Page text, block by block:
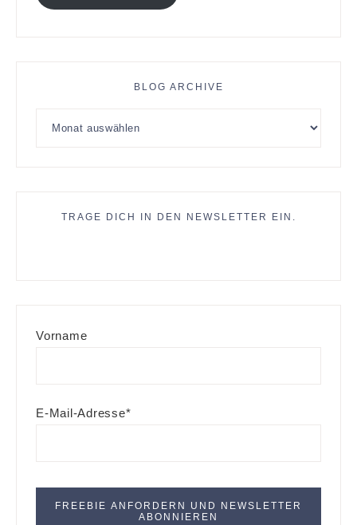
BLOG ARCHIVE
TRAGE DICH IN DEN NEWSLETTER EIN.
Vorname
E-Mail-Adresse*